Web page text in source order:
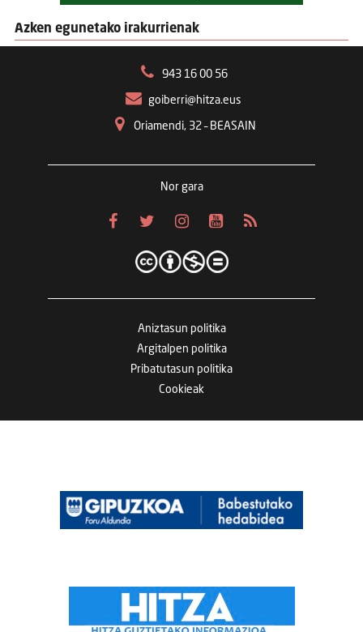
Azken egunetako irakurrienak
943 16 00 56
goiberri@hitza.eus
Oriamendi, 32 – BEASAIN
Nor gara
Aniztasun politika
Argitalpen politika
Pribatutasun politika
Cookieak